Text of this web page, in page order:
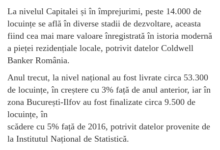
La nivelul Capitalei și în împrejurimi, peste 14.000 de
locuințe se află în diverse stadii de dezvoltare, aceasta
fiind cea mai mare valoare înregistrată în istoria modernă
a pieței rezidențiale locale, potrivit datelor Coldwell
Banker România.
Anul trecut, la nivel național au fost livrate circa 53.300
de locuințe, în creștere cu 3% față de anul anterior, iar în
zona București-Ilfov au fost finalizate circa 9.500 de
locuințe, în
scădere cu 5% față de 2016, potrivit datelor provenite de
la Institutul Național de Statistică.